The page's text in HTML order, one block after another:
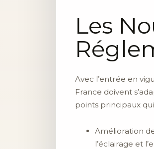
Les
Avec l’entrée en
France doivent
points principaux
Amélioration
l’éclairage et